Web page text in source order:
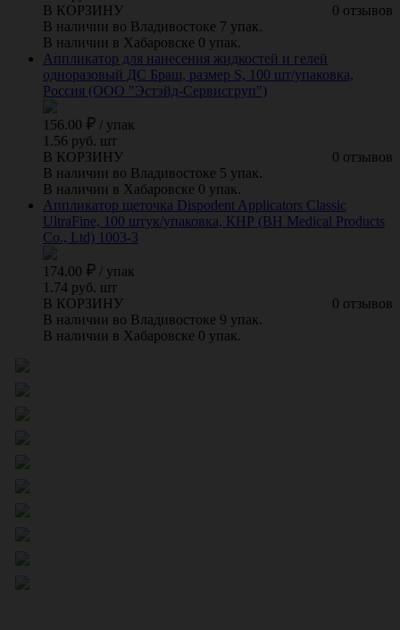
0 отзывов
В КОРЗИНУ
В наличии во Владивостоке 7 упак.
В наличии в Хабаровске 0 упак.
Аппликатор для нанесения жидкостей и гелей
одноразовый ДС Браш, размер S, 100 шт/упаковка,
Россия (ООО "Эстэйд-Сервисгруп")
156.00 / упак
1.56 руб. шт
0 отзывов
В КОРЗИНУ
В наличии во Владивостоке 5 упак.
В наличии в Хабаровске 0 упак.
Аппликатор щеточка Dispodent Applicators Classic
UltraFine, 100 штук/упаковка, КНР (BH Medical Products
Co., Ltd) 1003-3
174.00 / упак
1.74 руб. шт
0 отзывов
В КОРЗИНУ
В наличии во Владивостоке 9 упак.
В наличии в Хабаровске 0 упак.